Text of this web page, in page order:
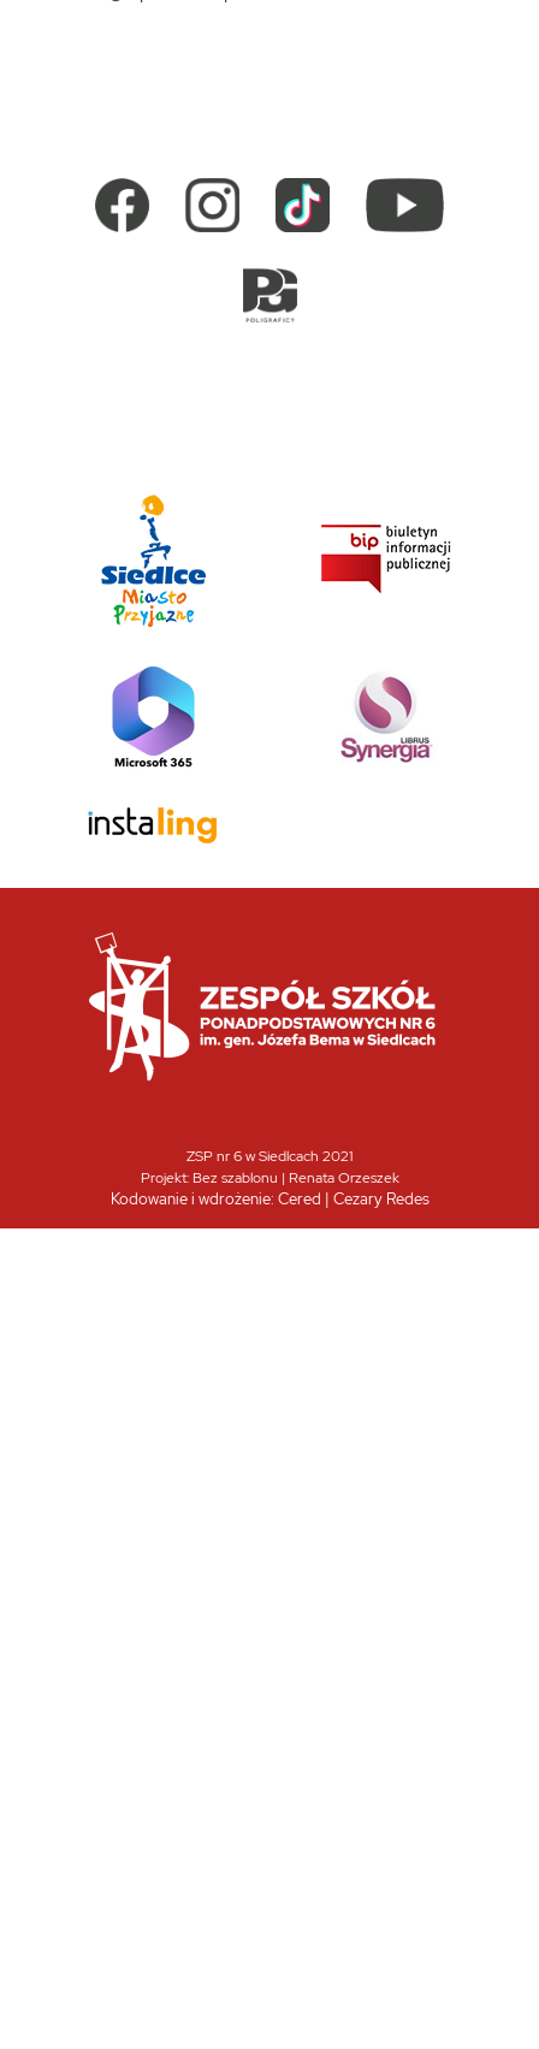
ZSP nr 6 w Siedlcach 2021
Projekt: Bez szablonu | Renata Orzeszek
Kodowanie i wdrożenie: Cered | Cezary Redes